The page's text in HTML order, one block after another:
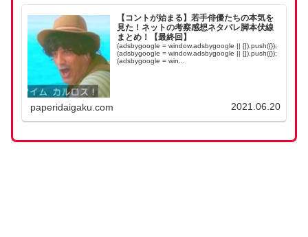
【コントが始まる】若手俳優たちの本気を
見た！ネットの考察感想ネタバレ脚本伏線
まとめ！【最終回】
(adsbygoogle = window.adsbygoogle || []).push({});
(adsbygoogle = window.adsbygoogle || []).push({});
(adsbygoogle = win...
paperidaigaku.com 2021.06.20